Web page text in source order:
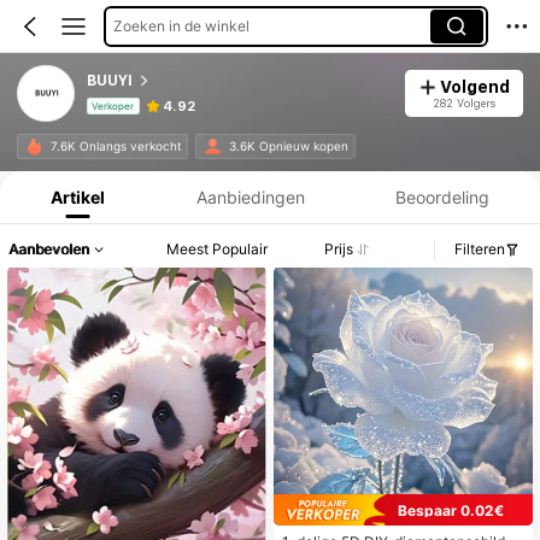
Zoeken in de winkel
BUUYI
Verkoper 4.92
Volgend
282 Volgers
7.6K Onlangs verkocht 3.6K Opnieuw kopen
Productinformatie: Prijsopenbaring, Verkoop- en Voorraadgegevens.
Artikel Aanbiedingen Beoordeling
Aanbevolen Meest Populair Prijs Filteren
Bespaar 0.02€